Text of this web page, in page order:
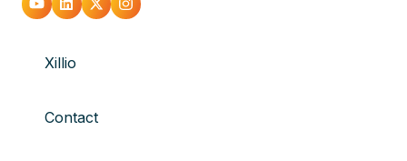
Xillio
Contact